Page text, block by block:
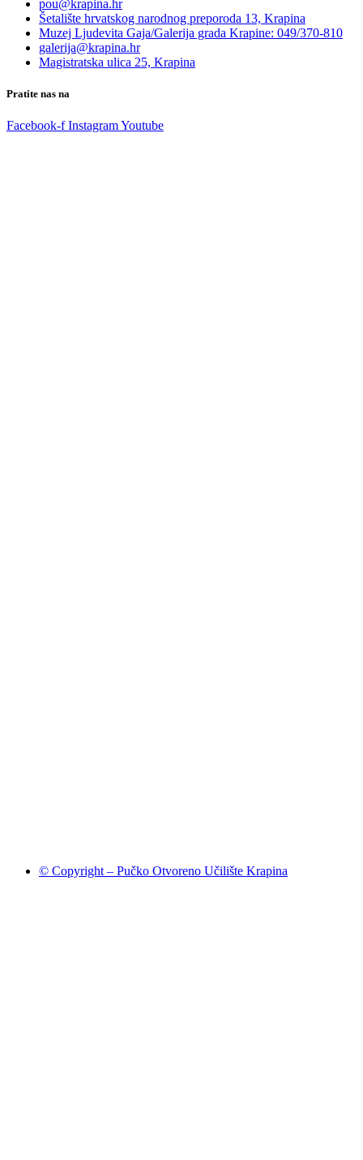
pou@krapina.hr
Šetalište hrvatskog narodnog preporoda 13, Krapina
Muzej Ljudevita Gaja/Galerija grada Krapine: 049/370-810
galerija@krapina.hr
Magistratska ulica 25, Krapina
Pratite nas na
Facebook-f InstagramYoutube
© Copyright – Pučko Otvoreno Učilište Krapina